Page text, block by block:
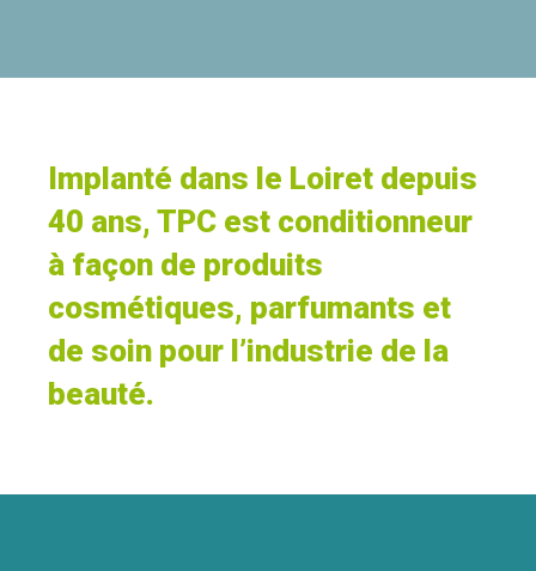
Implanté dans le Loiret depuis
40 ans, TPC est conditionneur
à façon de produits
cosmétiques, parfumants et
de soin pour l’industrie de la
beauté.